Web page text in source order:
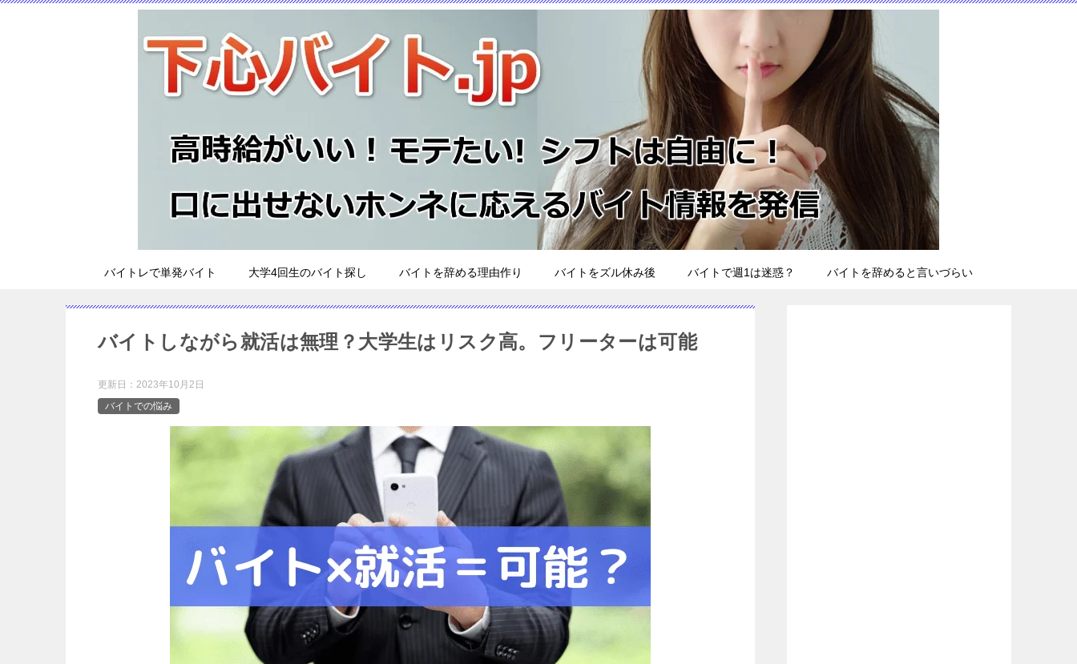
バイトレで単発バイト 大学4回生のバイト探し バイトを辞める理由作り バイトをズル休み後 バイトで週1は迷惑？ バイトを辞めると言いづらい
バイトしながら就活は無理？大学生はリスク高。フリーターは可能
更新日： 2023年10月2日
バイトでの悩み